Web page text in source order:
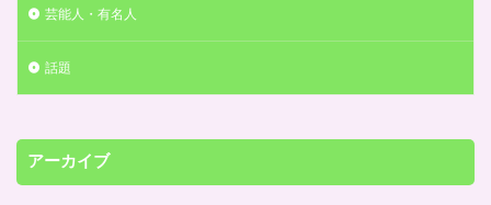
芸能人・有名人
話題
アーカイブ